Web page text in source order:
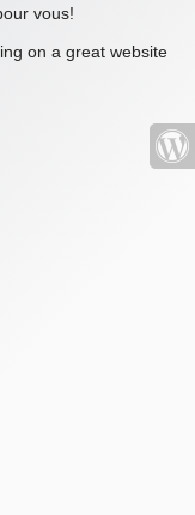
vous!
on a great website